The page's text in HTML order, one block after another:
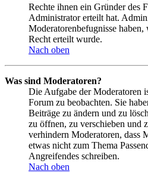
Rechte ihnen ein Gründer des
Administrator erteilt hat.
Moderatorenbefugnisse haben,
Recht erteilt wurde.
Nach oben
Was sind Moderatoren?
Die Aufgabe der Moderatoren
Forum zu beobachten. Sie
Beiträge zu ändern und zu
zu öffnen, zu verschieben und
verhindern Moderatoren, dass
etwas nicht zum Thema
Angreifendes schreiben.
Nach oben